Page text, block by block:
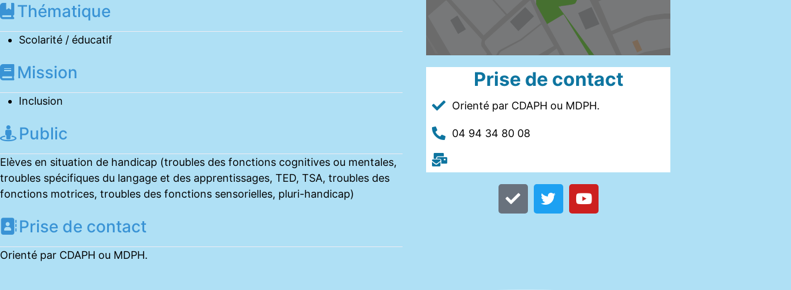
Thématique
Scolarité / éducatif
Mission
Inclusion
Public
Elèves en situation de handicap (troubles des fonctions cognitives ou mentales,
troubles spécifiques du langage et des apprentissages, TED, TSA, troubles des
fonctions motrices, troubles des fonctions sensorielles, pluri-handicap)
Prise de contact
Orienté par CDAPH ou MDPH.
Prise de contact
Orienté par CDAPH ou MDPH.
04 94 34 80 08